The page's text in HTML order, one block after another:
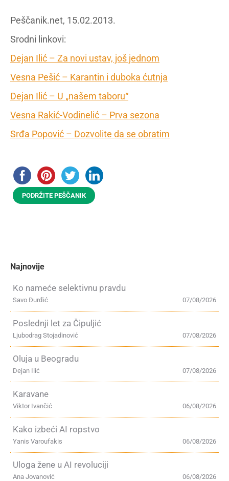
Peščanik.net, 15.02.2013.
Srodni linkovi:
Dejan Ilić – Za novi ustav, još jednom
Vesna Pešić – Karantin i duboka ćutnja
Dejan Ilić – U „našem taboru“
Vesna Rakić-Vodinelić – Prva sezona
Srđa Popović – Dozvolite da se obratim
PODRŽITE PEŠČANIK
Najnovije
Ko nameće selektivnu pravdu
07/08/2026
Savo Đurđić
Poslednji let za Čipuljić
07/08/2026
Ljubodrag Stojadinović
Oluja u Beogradu
07/08/2026
Dejan Ilić
Karavane
06/08/2026
Viktor Ivančić
Kako izbeći AI ropstvo
06/08/2026
Yanis Varoufakis
Uloga žene u AI revoluciji
06/08/2026
Ana Jovanović